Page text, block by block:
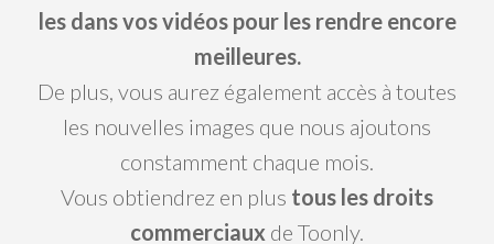
les dans vos vidéos pour les rendre encore
meilleures.
De plus, vous aurez également accès à toutes
les nouvelles images que nous ajoutons
constamment chaque mois.
Vous obtiendrez en plus tous les droits
commerciaux de Toonly.